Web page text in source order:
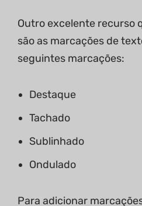
Outro excelente recurso
são as marcações de
seguintes marcações:
Destaque
Tachado
Sublinhado
Ondulado
Para adicionar